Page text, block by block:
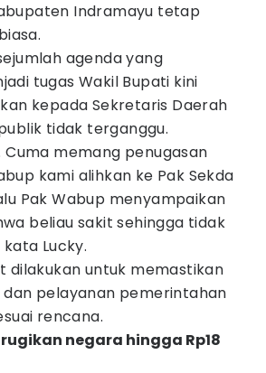
Indramayu tetap
agenda yang
tugas Wakil Bupati kini
kepada Sekretaris Daerah
tidak terganggu.
Cuma memang penugasan
kami alihkan ke Pak Sekda
Pak Wabup menyampaikan
beliau sakit sehingga tidak
Lucky.
dilakukan untuk memastikan
pelayanan pemerintahan
rencana.
negara hingga Rp18